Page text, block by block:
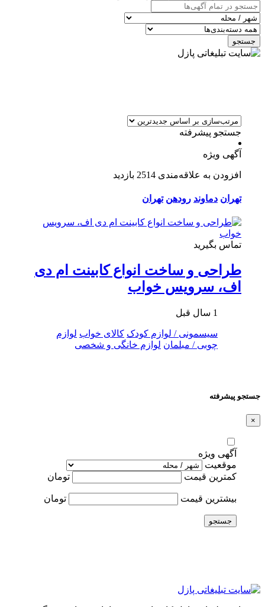
جستجو
جستجو پیشرفته
آگهی ویژه
افزودن به علاقه‌مندی 2514 بازدید
تهران دماوند رودهن تهران
تماس بگیرید
طراحی و ساخت انواع کابینت ام دی
اف، سرویس خواب
1 سال قبل
سیسمونی / لوازم کودک کالای خواب لوازم
چوبی / مبلمان لوازم خانگی و شخصی
جستجو پیشرفته
×
آگهی ویژه
موقعیت
کمترین قیمت
تومان
بیشترین قیمت تومان
جستجو